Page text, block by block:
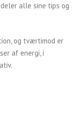
alle sine tips og
og tværtimod er
af energi, i